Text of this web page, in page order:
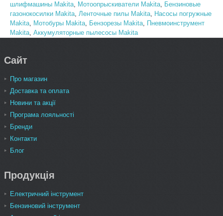
шлифмашины Makita, Мотоопрыскиватели Makita, Бензиновые
газонокосилки Makita, Ленточные пилы Makita, Насосы погружные
Makita, Мотобуры Makita, Бензорезы Makita, Пневмоинструмент
Makita, Аккумуляторные пылесосы Makita
Сайт
Про магазин
Доставка та оплата
Новини та акції
Програма лояльності
Бренди
Контакти
Блог
Продукція
Електричний інструмент
Бензиновий інструмент